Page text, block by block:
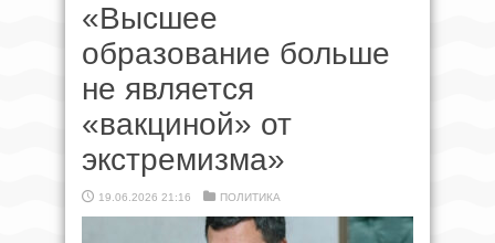
«Высшее
образование больше
не является
«вакциной» от
экстремизма»
19.06.2026 21:16 ПОЛИТИКА